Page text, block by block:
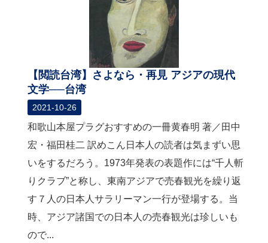
【閲読台湾】さよなら・再見 アジアの現代
文学──台湾
2021-10-26
和歌山本屋プラグおすすめの一冊黄春明 著／田中
宏・福田桂二 訳めこん日本人の読者は気まずい思
いをするだろう。1973年発表の表題作には“千人斬
りクラブ”と称し、東南アジアで売春観光を繰り返
す７人の日本人サラリーマン一行が登場する。当
時、アジア諸国での日本人の売春観光は珍しいも
ので...